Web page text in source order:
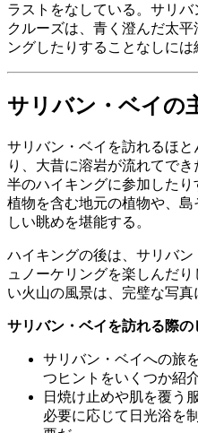
ラストをなしている。サリ
クルーズは、青く澄んだ太
ングしたりすることなしには
サリバン・ベイの
サリバン・ベイを訪れるほ
り、大昔に溶岩が流れてで
半のハイキングに参加した
植物を含む地元の植物や、
しい眺めを堪能する。
ハイキングの後は、サリバ
ュノーケリングを楽しんだ
い火山の風景は、完璧な写真
サリバン・ベイを訪れる際の
サリバン・ベイへの旅
つヒントをいくつか紹
日焼け止めや肌を覆う
必要に応じて日光浴を